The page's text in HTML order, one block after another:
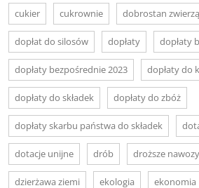
cukier cukrownie dobrostan
dopłat do silosów dopłaty dopłaty
dopłaty bezpośrednie 2023 dopłaty do
dopłaty do składek dopłaty do zbóż
dopłaty skarbu państwa do składek
dotacje unijne drób droższe nawozy
dzierżawa ziemi ekologia ekonomia